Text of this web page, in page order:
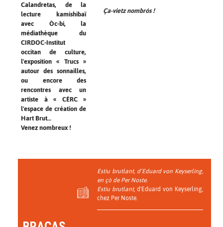
Calandretas, de la
lecture kamishibaï
avec Òc-bi, la
médiathèque du
CIRDOC-Institut
occitan de culture,
l'exposition « Trucs »
autour des sonnailles,
ou encore des
rencontres avec un
artiste à « CÈRC »
l'espace de création de
Hart Brut…
Venez nombreux !
Ça-vietz nombrós !
Estiu brutlant, d’Eduard von Keyserling,
en çò de Per Noste.
Estiu brutlant, d'Eduard von Keyserling,
chez Per Noste.